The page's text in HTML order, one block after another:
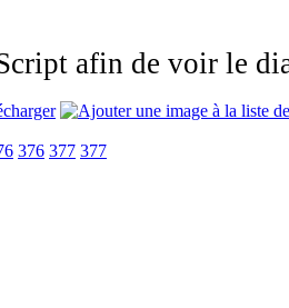
afin de voir le
376 377 377